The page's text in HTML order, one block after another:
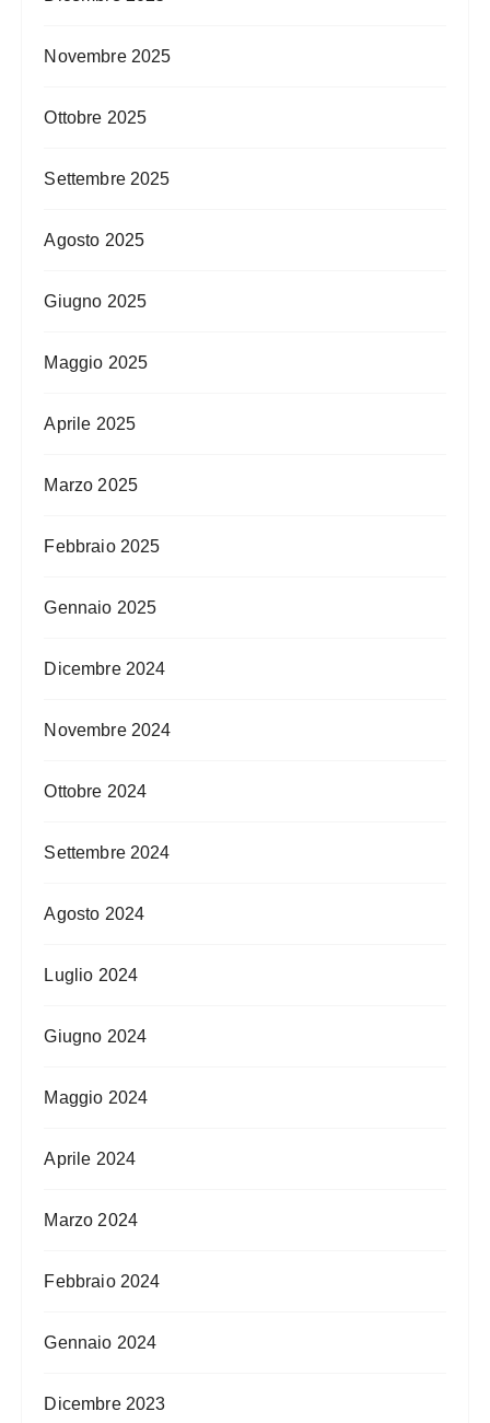
Novembre 2025
Ottobre 2025
Settembre 2025
Agosto 2025
Giugno 2025
Maggio 2025
Aprile 2025
Marzo 2025
Febbraio 2025
Gennaio 2025
Dicembre 2024
Novembre 2024
Ottobre 2024
Settembre 2024
Agosto 2024
Luglio 2024
Giugno 2024
Maggio 2024
Aprile 2024
Marzo 2024
Febbraio 2024
Gennaio 2024
Dicembre 2023